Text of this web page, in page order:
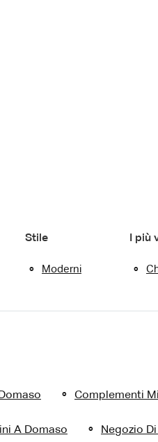
Stile
Moderni
I più
Complementi
A Domaso Negozio